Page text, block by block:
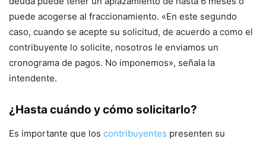
puede acogerse al fraccionamiento. «En este segundo
caso, cuando se acepte su solicitud, de acuerdo a como el
contribuyente lo solicite, nosotros le enviamos un
cronograma de pagos. No imponemos», señala la
intendente.
¿Hasta cuándo y cómo solicitarlo?
Es importante que los contribuyentes presenten su